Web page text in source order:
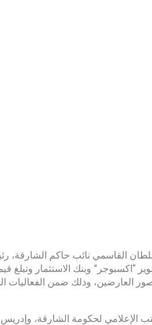
القاسمي نائب حاكم الشارقة،
“اكسبوجر” وبنك الاستثمار
و500 ألف درهم لشراء صور العارضين، وذلك
لحكومة الشارقة، وإدريس